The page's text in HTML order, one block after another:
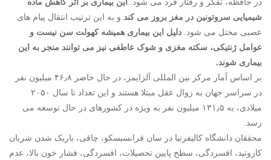
در حافظه، تفکر و رفتار فرد می شود. این بیماری بر اثر کاهش ماده
شیمیایی سروتونین در مغز بروز می کند و به این ترتیب انتقال پیام های
عصبی مختل می شود. دلیل این بیماری همیشه کهولت سن نیست و
عوامل ژنتیکی، سکته مغزی و شوک عاطفی نیز می توانند منجر به این
بیماری شوند.
بر اساس آمار مرکز بین المللی آلزایمر، در حال حاضر ۴۶٫۸ میلیون نفر
در سراسر جهان به زوال عقل مبتلا هستند و این تعداد تا سال ۲۰۵۰
میلادی، به ۱۳۱٫۵ میلیون نفر به ویژه در کشورهای در حال توسعه می
رسد.
محققان دانشگاه کالیفرنیا در سان فرانسیسکو، چاقی، باریک شدن شریان
کاروتید، افسردگی، سطح پایین تحصیلات، افسردگی، فشار خون بالا، عدم